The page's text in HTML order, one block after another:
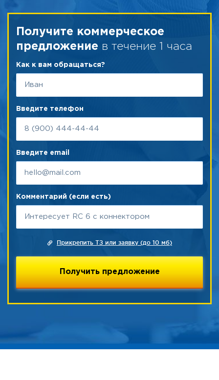
Получите коммерческое
предложение в течение 1 часа
Как к вам обращаться?
Введите телефон
Введите email
Комментарий (если есть)
Прикрепить ТЗ или заявку (до 10 мб)